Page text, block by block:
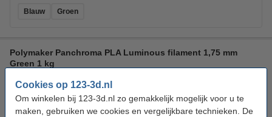
Cookies op 123-3d.nl
Om winkelen bij 123-3d.nl zo gemakkelijk mogelijk voor u te
maken, gebruiken we cookies en vergelijkbare technieken. De
Blauw Groen
Polymaker Panchroma PLA Luminous filament 1,75 mm
Green 1 kg
PLA Filament
Bekijk de specificaties en beschrijving